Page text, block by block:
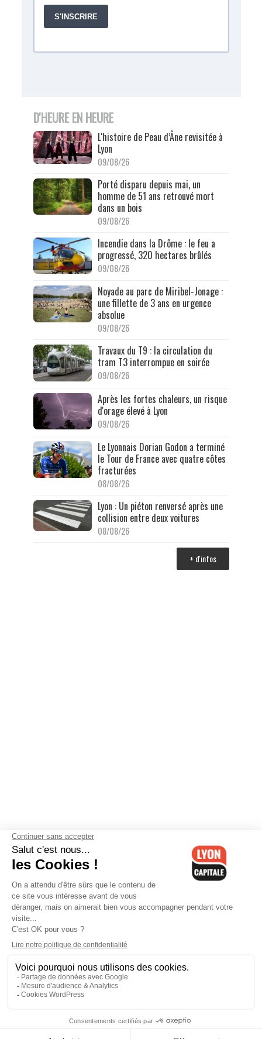
D'HEURE EN HEURE
L'histoire de Peau d’Âne revisitée à
Lyon
09/08/26
Porté disparu depuis mai, un
homme de 51 ans retrouvé mort
dans un bois
09/08/26
Incendie dans la Drôme : le feu a
progressé, 320 hectares brûlés
09/08/26
Noyade au parc de Miribel-Jonage :
une fillette de 3 ans en urgence
absolue
09/08/26
Travaux du T9 : la circulation du
tram T3 interrompue en soirée
09/08/26
Après les fortes chaleurs, un risque
d'orage élevé à Lyon
09/08/26
Le Lyonnais Dorian Godon a terminé
le Tour de France avec quatre côtes
fracturées
08/08/26
Lyon : Un piéton renversé après une
collision entre deux voitures
08/08/26
+ d'infos
Contactez-nous-Mentions légales-CGV-Politique de
confidentialité-Gestion des cookies
Cedex 06